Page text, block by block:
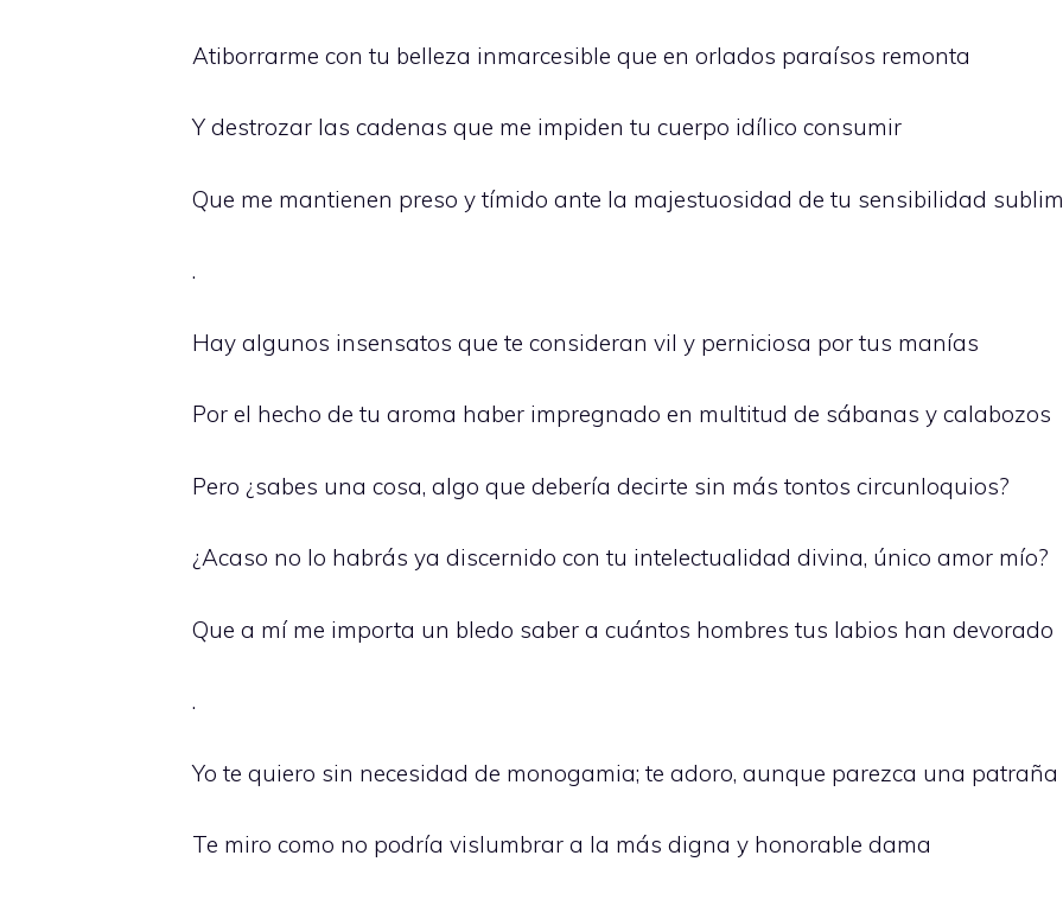
Atiborrarme con tu belleza inmarcesible que en orlados paraísos remonta
Y destrozar las cadenas que me impiden tu cuerpo idílico consumir
Que me mantienen preso y tímido ante la majestuosidad de tu sensibilidad
.
Hay algunos insensatos que te consideran vil y perniciosa por tus manías
Por el hecho de tu aroma haber impregnado en multitud de sábanas y calabozos
Pero ¿sabes una cosa, algo que debería decirte sin más tontos circunloquios?
¿Acaso no lo habrás ya discernido con tu intelectualidad divina, único amor mío?
Que a mí me importa un bledo saber a cuántos hombres tus labios han devorado
.
Yo te quiero sin necesidad de monogamia; te adoro, aunque parezca una patraña
Te miro como no podría vislumbrar a la más digna y honorable dama